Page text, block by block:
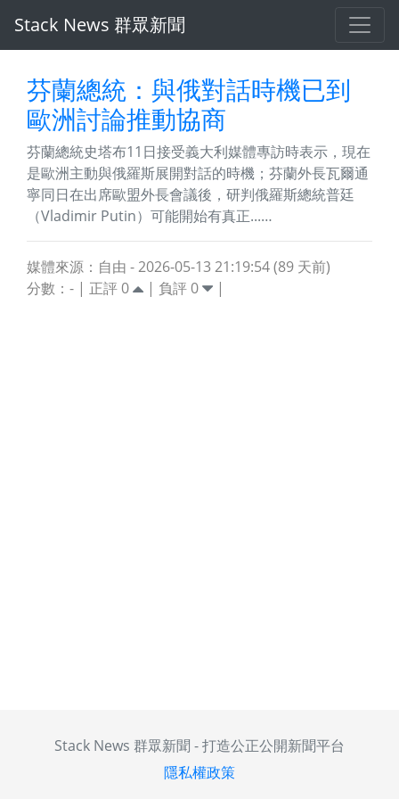
Stack News 群眾新聞
芬蘭總統：與俄對話時機已到
歐洲討論推動協商
芬蘭總統史塔布11日接受義大利媒體專訪時表示，現在
是歐洲主動與俄羅斯展開對話的時機；芬蘭外長瓦爾通
寧同日在出席歐盟外長會議後，研判俄羅斯總統普廷
（Vladimir Putin）可能開始有真正...…
媒體來源：自由 - 2026-05-13 21:19:54 (89 天前)
分數： - | 正評 0 | 負評 0 |
Stack News 群眾新聞 - 打造公正公開新聞平台
隱私權政策